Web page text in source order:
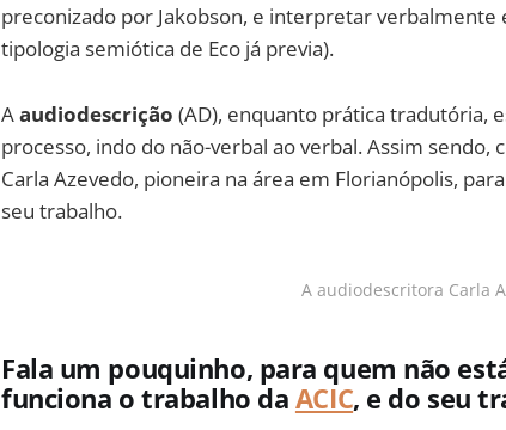
preconizado por Jakobson, e interpretar verbalmente
tipologia semiótica de Eco já previa).
Aaudiodescrição (AD), enquanto prática tradutória,
processo, indo do não-verbal ao verbal. Assim
Carla Azevedo, pioneira na área em Florianópolis,
seu trabalho.
A audiodescritora Carla
Fala um pouquinho, para quem não
funciona o trabalho da ACIC, e do seu